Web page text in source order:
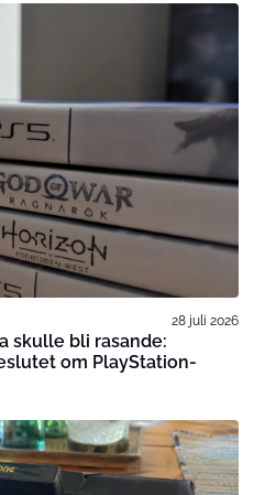
28 juli 2026
skulle bli rasande:
om PlayStation-